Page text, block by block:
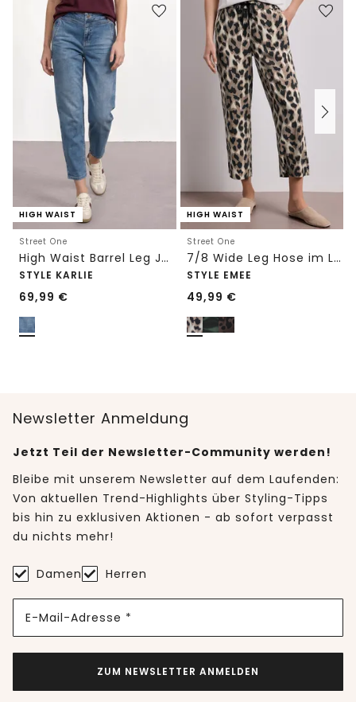
HIGH WAIST
Street One
High Waist Barrel Leg Jeans im Loose Fit
STYLE KARLIE
69,99 €
HIGH WAIST
Street One
7/8 Wide Leg Hose im Loose Fit mit Print
STYLE EMEE
49,99 €
Newsletter Anmeldung
Jetzt Teil der Newsletter-Community werden!
Bleibe mit unserem Newsletter auf dem Laufenden:
Von aktuellen Trend-Highlights über Styling-Tipps
bis hin zu exklusiven Aktionen - ab sofort verpasst
du nichts mehr!
Damen Herren
E-Mail-Adresse *
ZUM NEWSLETTER ANMELDEN